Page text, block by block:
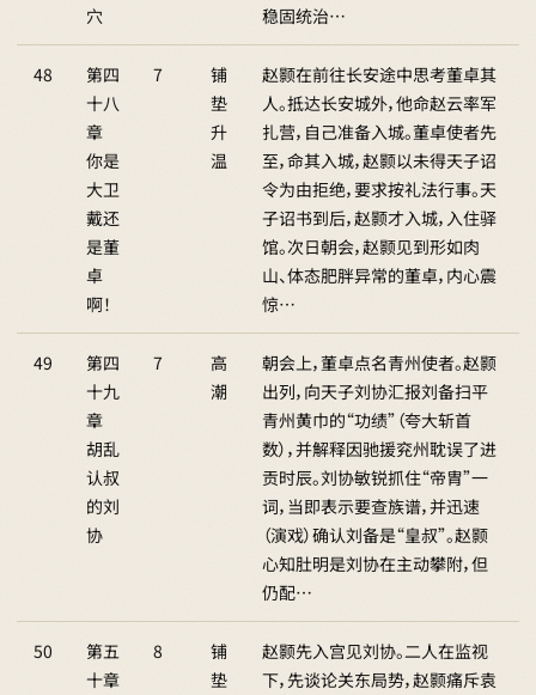
穴
稳固统治…
48
第四
十八
章
你是
大卫
戴还
是董
卓
啊！
7
铺
垫
升
温
赵颢在前往长安途中思考董卓其
人。抵达长安城外，他命赵云率军
扎营，自己准备入城。董卓使者先
至，命其入城，赵颢以未得天子诏
令为由拒绝，要求按礼法行事。天
子诏书到后，赵颢才入城，入住驿
馆。次日朝会，赵颢见到形如肉
山、体态肥胖异常的董卓，内心震
惊…
49
第四
十九
章
胡乱
认叔
的刘
协
7
高
潮
朝会上，董卓点名青州使者。赵颢
出列，向天子刘协汇报刘备扫平
青州黄巾的“功绩”（夸大斩首
数），并解释因驰援兖州耽误了进
贡时辰。刘协敏锐抓住“帝胄”一
词，当即表示要查族谱，并迅速
（演戏）确认刘备是“皇叔”。赵颢
心知肚明是刘协在主动攀附，但
仍配…
50
第五
十章
8
铺
垫
赵颢先入宫见刘协。二人在监视
下，先谈论关东局势，赵颢痛斥袁